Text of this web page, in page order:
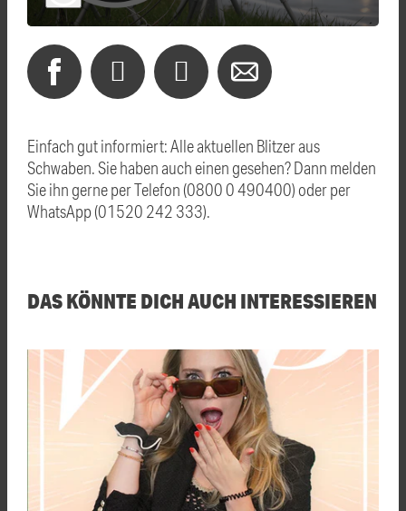
Einfach gut informiert: Alle aktuellen Blitzer aus
Schwaben. Sie haben auch einen gesehen? Dann melden
Sie ihn gerne per Telefon (0800 0 490400) oder per
WhatsApp (01520 242 333).
DAS KÖNNTE DICH AUCH INTERESSIEREN